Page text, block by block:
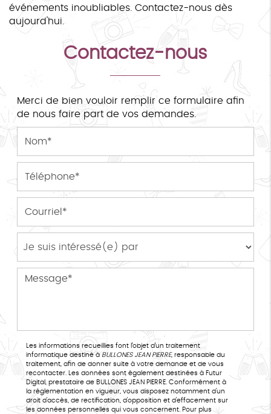
événements inoubliables. Contactez-nous dès
aujourd'hui.
Contactez-nous
Merci de bien vouloir remplir ce formulaire afin
de nous faire part de vos demandes.
Les informations recueillies font l’objet d’un traitement
informatique destiné à
BULLONES JEAN PIERRE, responsable du
traitement, afin de donner suite à votre demande et de vous
recontacter. Les données sont également destinées à Futur
Digital, prestataire de BULLONES JEAN PIERRE. Conformément à
la réglementation en vigueur, vous disposez notamment d'un
droit d'accès, de rectification, d'opposition et d'effacement sur
les données personnelles qui vous concernent. Pour plus